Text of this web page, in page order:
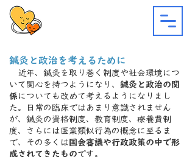
鍼灸と政治を考えるために
近年、鍼灸を取り巻く制度や社会環境につ
いて関心を持つようになり、 鍼灸と政治の関
係 についても改めて考えるようになりまし
た。日常の臨床ではあまり意識されません
が、鍼灸の資格制度、教育制度、療養費制
度、さらには医業類似行為の概念に至るま
で、その多くは 国会審議や行政政策の中で形
成されてきたものです。